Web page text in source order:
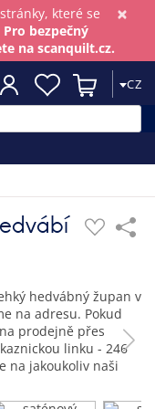
×
které se
Pro bezpečný
na scanquilt.cz.
CZ